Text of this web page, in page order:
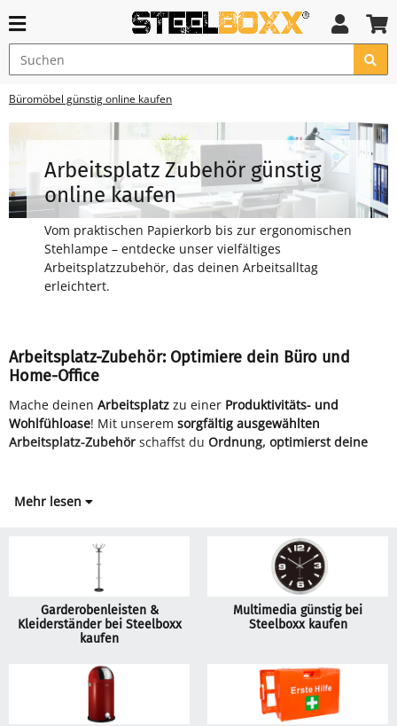
Büromöbel günstig online kaufen
Arbeitsplatz Zubehör günstig
online kaufen
Vom praktischen Papierkorb bis zur ergonomischen
Stehlampe – entdecke unser vielfältiges
Arbeitsplatzzubehör, das deinen Arbeitsalltag
erleichtert.
Arbeitsplatz-Zubehör: Optimiere dein Büro und
Home-Office
Mache deinen Arbeitsplatz zu einer Produktivitäts- und
Wohlfühloase! Mit unserem sorgfältig ausgewählten
Arbeitsplatz-Zubehör schaffst du Ordnung, optimierst deine
Mehr lesen
Garderobenleisten &
Kleiderständer bei Steelboxx
kaufen
Multimedia günstig bei
Steelboxx kaufen